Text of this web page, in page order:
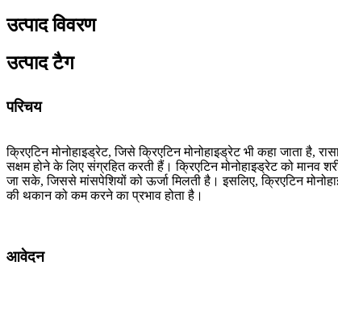
उत्पाद विवरण
उत्पाद टैग
परिचय
क्रिएटिन मोनोहाइड्रेट, जिसे क्रिएटिन मोनोहाइड्रेट भी कहा जाता
सक्षम होने के लिए संग्रहित करती हैं। क्रिएटिन मोनोहाइड्रेट को मानव
जा सके, जिससे मांसपेशियों को ऊर्जा मिलती है। इसलिए, क्रिएटिन
की थकान को कम करने का प्रभाव होता है।
आवेदन